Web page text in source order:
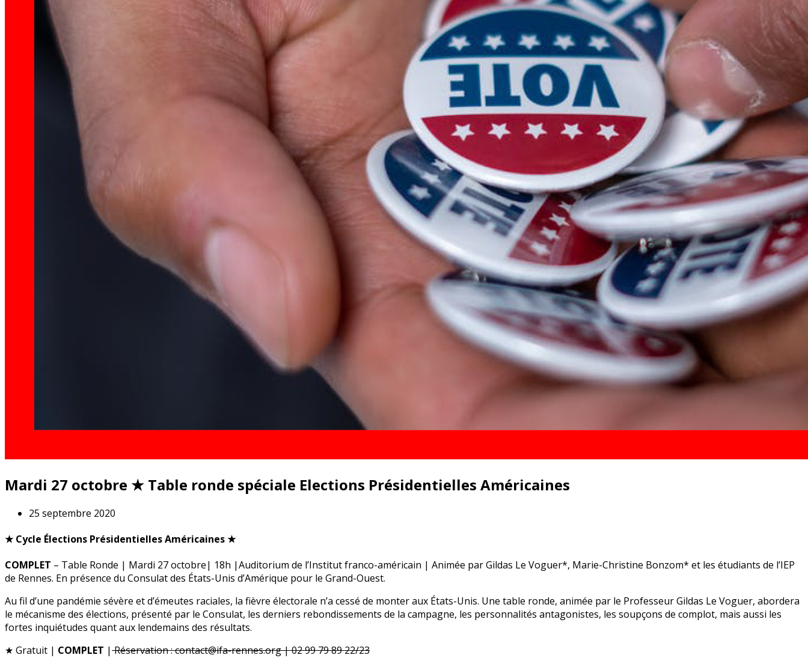
Mardi 27 octobre ★ Table ronde spéciale Elections Présidentielles Américaines
25 septembre 2020
★ Cycle Élections Présidentielles Américaines ★
COMPLET – Table Ronde | Mardi 27 octobre| 18h |Auditorium de l’Institut franco-américain | Animée par Gildas Le Voguer*, Marie-Christine Bonzom* et les étudiants de l’IEP
de Rennes. En présence du Consulat des États-Unis d’Amérique pour le Grand-Ouest.
Au fil d’une pandémie sévère et d’émeutes raciales, la fièvre électorale n’a cessé de monter aux États-Unis. Une table ronde, animée par le Professeur Gildas Le Voguer, abordera
le mécanisme des élections, présenté par le Consulat, les derniers rebondissements de la campagne, les personnalités antagonistes, les soupçons de complot, mais aussi les
fortes inquiétudes quant aux lendemains des résultats.
★ Gratuit | COMPLET |Réservation : contact@ifa-rennes.org | 02 99 79 89 22/23